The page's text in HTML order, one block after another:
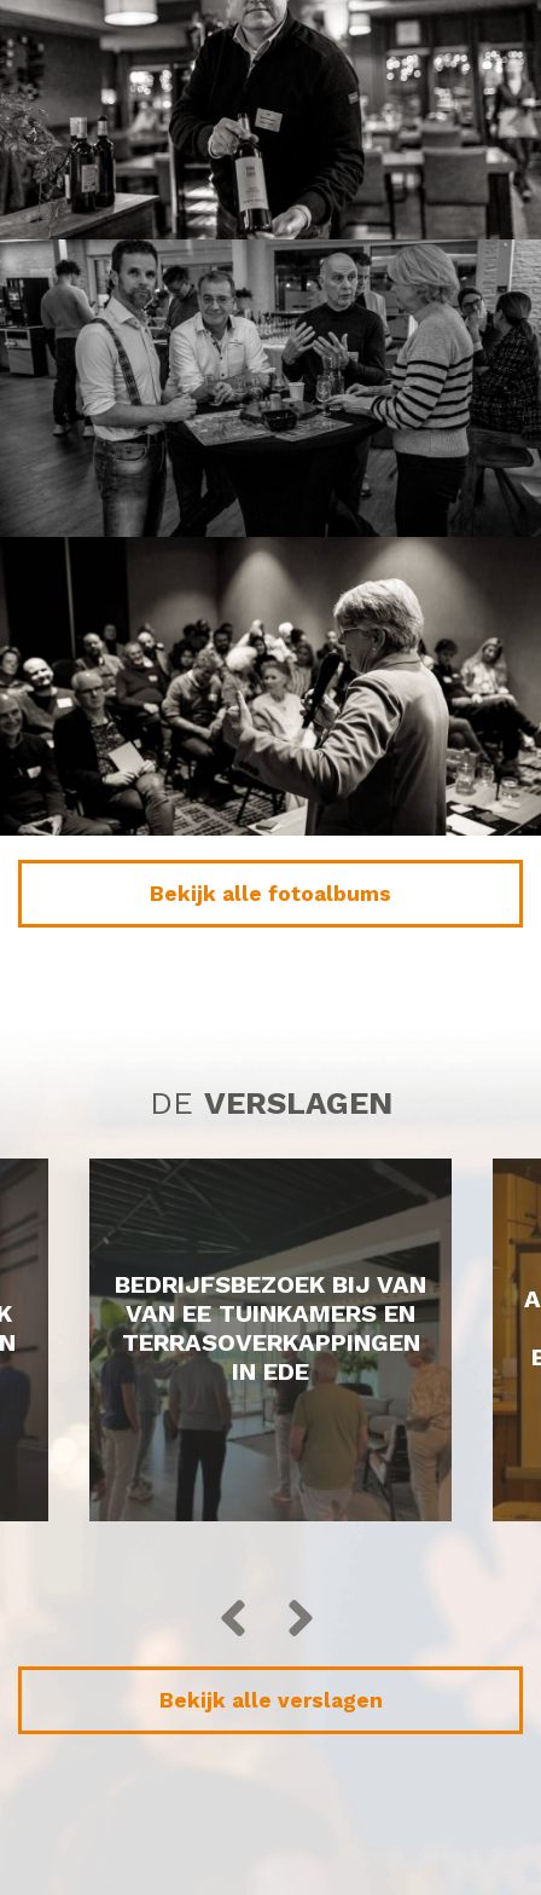
Bekijk alle fotoalbums
DE VERSLAGEN
BEDRIJFSBEZOEK BIJ VAN
VAN EE TUINKAMERS EN
TERRASOVERKAPPINGEN
IN EDE
Bekijk alle verslagen